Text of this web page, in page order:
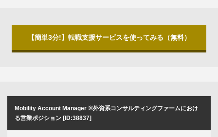
【簡単3分!】転職支援サービスを使ってみる（無料）
Mobility Account Manager ※外資系コンサルティングファームにおけ
る営業ポジション [ID:38837]